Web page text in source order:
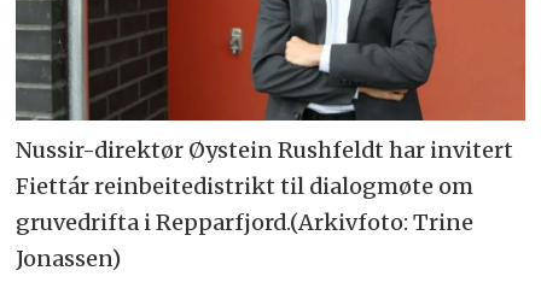
Nussir-direktør Øystein Rushfeldt har invitert
Fiettár reinbeitedistrikt til dialogmøte om
gruvedrifta i Repparfjord.(Arkivfoto: Trine
Jonassen)